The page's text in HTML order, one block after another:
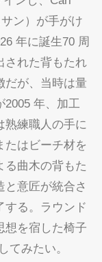
ン）が手がけ
年に誕生70 周
された背もたれ
だが、当時は量
2005 年、加工
熟練職人の手に
たはビーチ材を
る曲木の背もた
と意匠が統合さ
する。ラウンド
想を宿した椅子
てみたい。